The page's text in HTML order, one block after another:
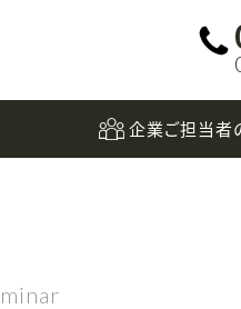
企業ご担当者